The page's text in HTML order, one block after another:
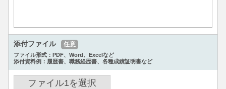
添付ファイル 任意
ファイル形式：PDF、Word、Excelなど
添付資料例：履歴書、職務経歴書、各種成績証明書など
ファイル1を選択